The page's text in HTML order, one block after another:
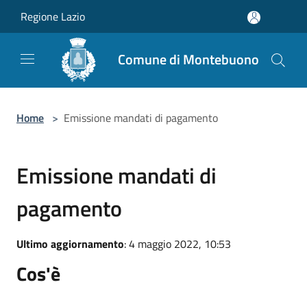
Regione Lazio
Comune di Montebuono
Home > Emissione mandati di pagamento
Emissione mandati di
pagamento
Ultimo aggiornamento: 4 maggio 2022, 10:53
Cos'è